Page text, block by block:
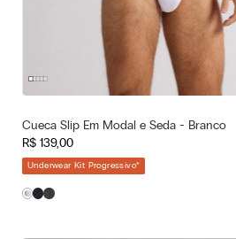
Cor selecionada
Branco - 001 - Bianco
Tamanho selecionado—
Cueca Slip Em Modal e Seda - Branco
R$ 139,00
Underwear Kit Progressivo*